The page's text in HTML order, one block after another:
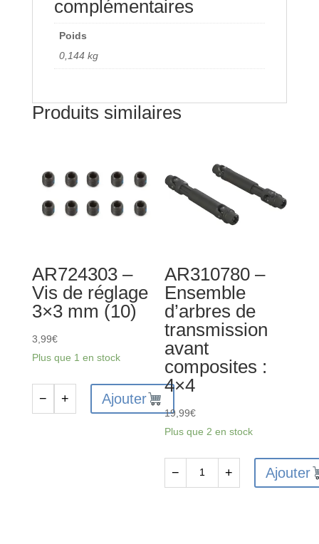
complémentaires
Poids
0,144 kg
Produits similaires
AR724303 –
Vis de réglage
3×3 mm (10)
3,99€
Plus que 1 en stock
− + Ajouter
AR310780 –
Ensemble
d’arbres de
transmission
avant
composites :
4×4
19,99€
Plus que 2 en stock
− + Ajouter